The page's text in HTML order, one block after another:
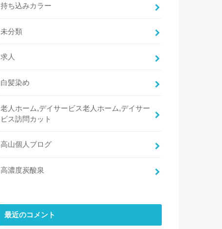
持ち込みカラー
未分類
求人
白髪染め
老人ホーム,デイサービス老人ホーム,デイサー
ビス訪問カット
高山個人ブログ
高濃度炭酸泉
最近のコメント